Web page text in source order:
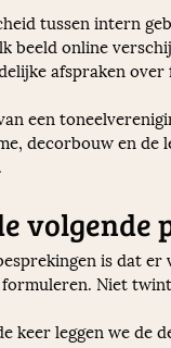
tussen intern
beeld online
afspraken
een
decorbouw en de
volgende
is dat
Niet
keer leggen we de